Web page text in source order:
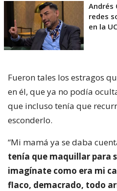
Andrés
redes
en la
Fueron tales los estragos
en él, que ya no podía
que incluso tenía que
esconderlo.
“Mi mamá ya se daba
tenía que maquillar para
imagínate como era mi
flaco, demacrado, todo